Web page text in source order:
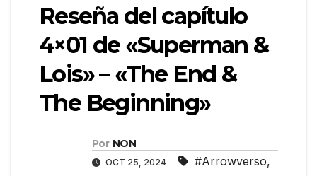
Reseña del capítulo
4×01 de «Superman &
Lois» – «The End &
The Beginning»
Por NON
OCT 25, 2024 #Arrowverso,